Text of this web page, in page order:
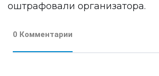
оштрафовали организатора.
0 Комментарии